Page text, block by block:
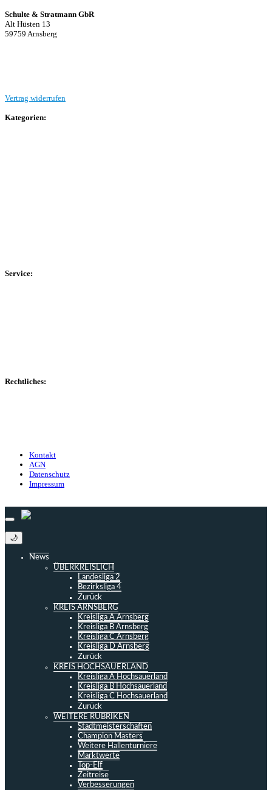
Schulte & Stratmann GbR
Alt Hüsten 13
59759 Arnsberg
Vertrag widerrufen
Kategorien:
Service:
Rechtliches:
Kontakt
AGN
Datenschutz
Impressum
🌙
News
ÜBERKREISLICH
Landesliga 2
Bezirksliga 4
Zurück
KREIS ARNSBERG
Kreisliga A Arnsberg
Kreisliga B Arnsberg
Kreisliga C Arnsberg
Kreisliga D Arnsberg
Zurück
KREIS HOCHSAUERLAND
Kreisliga A Hochsauerland
Kreisliga B Hochsauerland
Kreisliga C Hochsauerland
Zurück
WEITERE RUBRIKEN
Stadtmeisterschaften
Champion Masters
Weitere Hallenturniere
Marktwerte
Top-Elf
Zeitreise
Verbesserungen